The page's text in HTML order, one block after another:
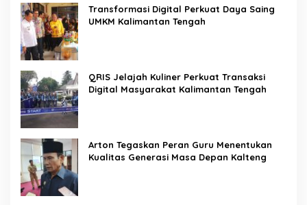
Transformasi Digital Perkuat Daya Saing
UMKM Kalimantan Tengah
QRIS Jelajah Kuliner Perkuat Transaksi
Digital Masyarakat Kalimantan Tengah
Arton Tegaskan Peran Guru Menentukan
Kualitas Generasi Masa Depan Kalteng